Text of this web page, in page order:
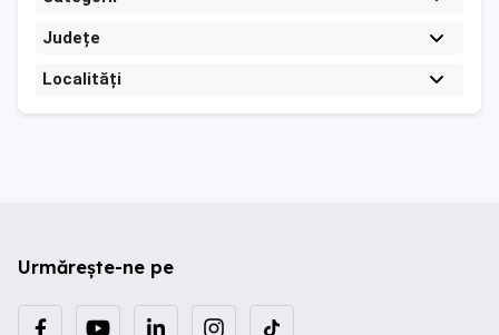
Județe
Localități
Urmărește-ne pe